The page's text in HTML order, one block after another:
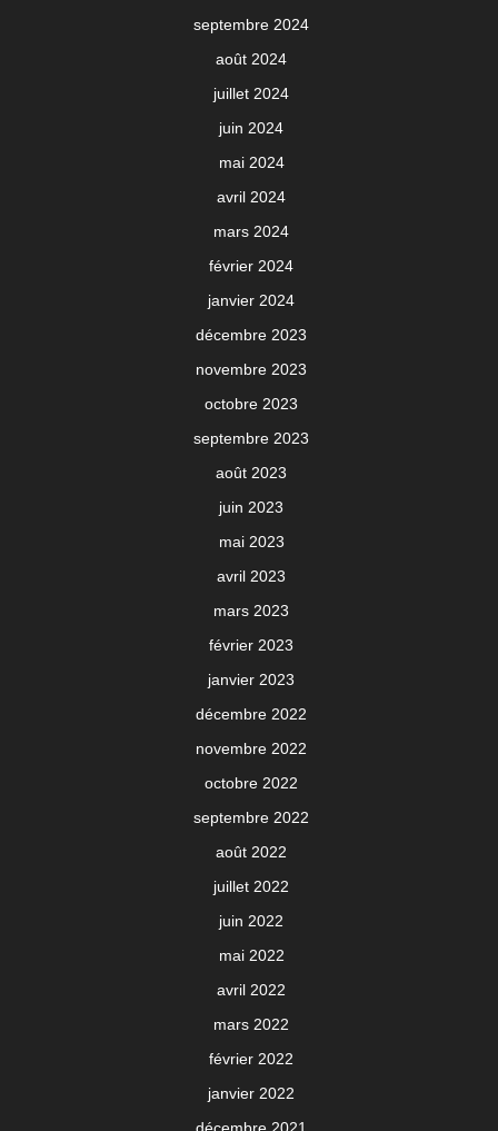
septembre 2024
août 2024
juillet 2024
juin 2024
mai 2024
avril 2024
mars 2024
février 2024
janvier 2024
décembre 2023
novembre 2023
octobre 2023
septembre 2023
août 2023
juin 2023
mai 2023
avril 2023
mars 2023
février 2023
janvier 2023
décembre 2022
novembre 2022
octobre 2022
septembre 2022
août 2022
juillet 2022
juin 2022
mai 2022
avril 2022
mars 2022
février 2022
janvier 2022